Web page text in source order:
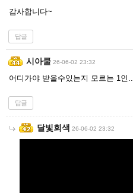
감사합니다~
답글
시아쿨 26-06-02 23:32
어디가야 받을수있는지 모르는 1인..
답글
달빛회색 26-06-02 23:32